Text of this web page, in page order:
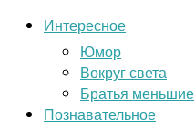
Интересное
Юмор
Вокруг света
Братья меньшие
Познавательное